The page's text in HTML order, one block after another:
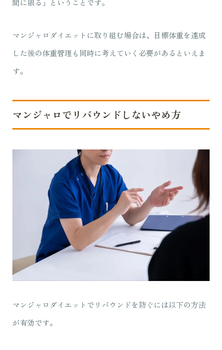
間に限る」ということです。
マンジャロダイエットに取り組む場合は、目標体重を達成
した後の体重管理も同時に考えていく必要があるといえま
す。
マンジャロでリバウンドしないやめ方
マンジャロダイエットでリバウンドを防ぐには以下の方法
が有効です。